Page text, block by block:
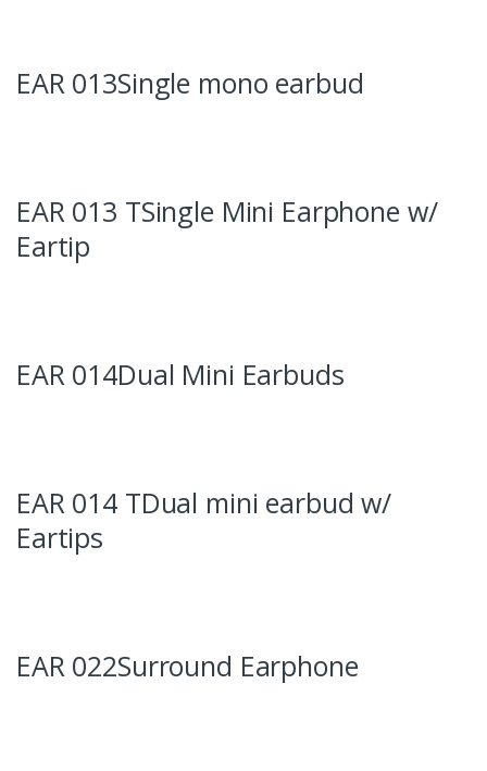
EAR 013Single mono earbud
EAR 013 TSingle Mini Earphone w/
Eartip
EAR 014Dual Mini Earbuds
EAR 014 TDual mini earbud w/
Eartips
EAR 022Surround Earphone